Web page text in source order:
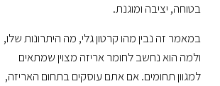
בטוחה, יציבה ומוגנת.
במאמר זה נבין מהו קרטון גלי, מה היתרונות שלו,
ולמה הוא נחשב לחומר אריזה מצוין שמתאים
למגוון תחומים. אם אתם עוסקים בתחום האריזה,